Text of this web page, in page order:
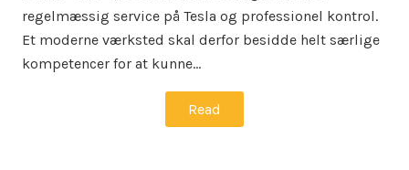
regelmæssig service på Tesla og professionel kontrol.
Et moderne værksted skal derfor besidde helt særlige
kompetencer for at kunne…
Read